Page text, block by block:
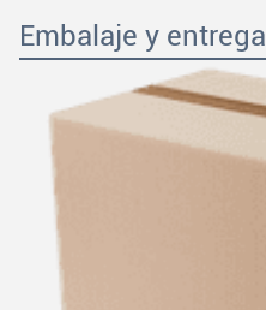
Embalaje y entrega